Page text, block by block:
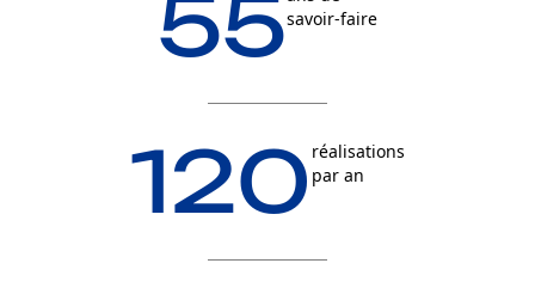
55savoir-faire
120 réalisations
par an